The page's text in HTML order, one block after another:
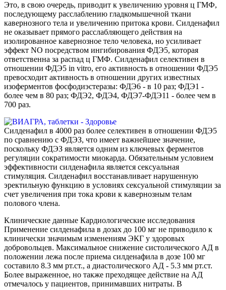
Это, в свою очередь, приводит к увеличению уровня ц ГМФ,
последующему расслаблению гладкомышечной ткани
кавернозного тела и увеличению притока крови. Силденафил
не оказывает прямого расслабляющего действия на
изолированное кавернозное тело человека, но усиливает
эффект NO посредством ингибирования ФДЭ5, которая
ответственна за распад ц ГМФ. Силденафил селективен в
отношении ФДЭ5 in vitro, его активность в отношении ФДЭ5
превосходит активность в отношении других известных
изоферментов фосфодиэстеразы: ФДЭ6 - в 10 раз; ФДЭ1 -
более чем в 80 раз; ФДЭ2, ФДЭ4, ФДЭ7-ФДЭ11 - более чем в
700 раз.
Силденафил в 4000 раз более селективен в отношении ФДЭ5
по сравнению с ФДЭЗ, что имеет важнейшее значение,
поскольку ФДЭЗ является одним из ключевых ферментов
регуляции сократимости миокарда. Обязательным условием
эффективности силденафила является сексуальная
стимуляция. Силденафил восстанавливает нарушенную
эректильную функцию в условиях сексуальной стимуляции за
счет увеличения при тока крови к кавернозным телам
полового члена.
Клинические данные Кардиологические исследования
Применение силденафила в дозах до 100 мг не приводило к
клинически значимым изменениям ЭКГ у здоровых
добровольцев. Максимальное снижение систолического АД в
положении лежа после приема силденафила в дозе 100 мг
составило 8.3 мм рт.ст., а диастолического АД - 5.3 мм рт.ст.
Более выраженное, но также преходящее действие на АД
отмечалось у пациентов, принимавших нитраты. В